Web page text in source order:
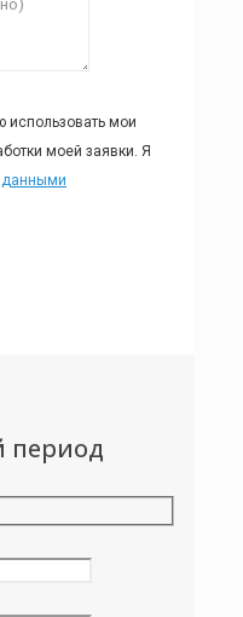
использовать мои
моей заявки. Я
данными
период